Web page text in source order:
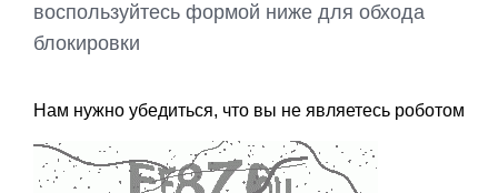
воспользуйтесь формой ниже для обхода
блокировки
Нам нужно убедиться, что вы не являетесь роботом